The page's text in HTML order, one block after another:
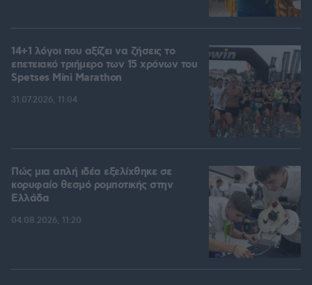
14+1 λόγοι που αξίζει να ζήσεις το
επετειακό τριήμερο των 15 χρόνων του
Spetses Mini Marathon
31.07.2026, 11:04
Πώς μια απλή ιδέα εξελίχθηκε σε
κορυφαίο θεσμό ρομποτικής στην
Ελλάδα
04.08.2026, 11:20